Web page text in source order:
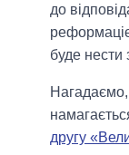
до
буде нести
Нагадаємо,
другу